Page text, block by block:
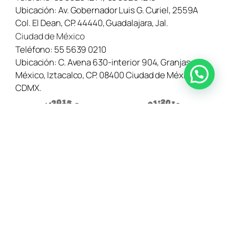
Ubicación:Av. Gobernador Luis G. Curiel, 2559A
Col. El Dean, CP. 44440, Guadalajara, Jal.
Ciudad de México
Teléfono: 55 5639 0210
Ubicación:C. Avena 630-interior 904, Granjas
México, Iztacalco, CP. 08400 Ciudad de México,
CDMX.
¿Necesitas ayuda? Contáctanos aquí →